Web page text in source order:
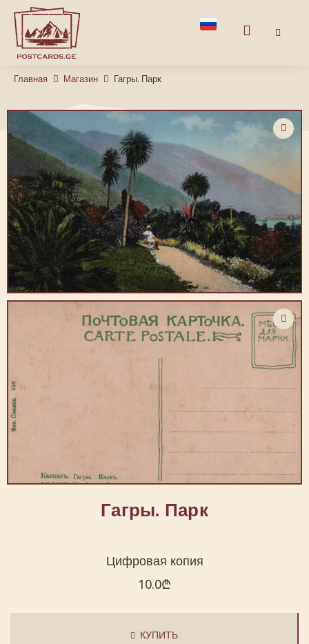
Главная Магазин Гагры. Парк
Гагры. Парк
Цифровая копия
10.0₾
КУПИТЬ